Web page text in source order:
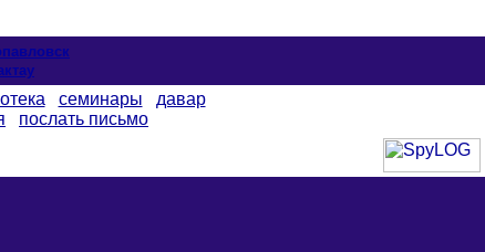
семинары
давар
послать письмо